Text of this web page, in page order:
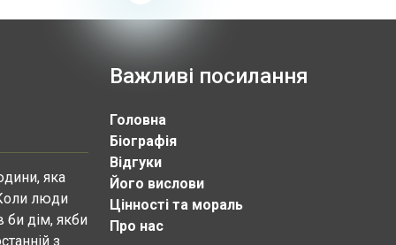
яка
люди
би дім, якби
з
Важливі посилання
Головна
Біографія
Відгуки
Його вислови
Цінності та мораль
Про нас